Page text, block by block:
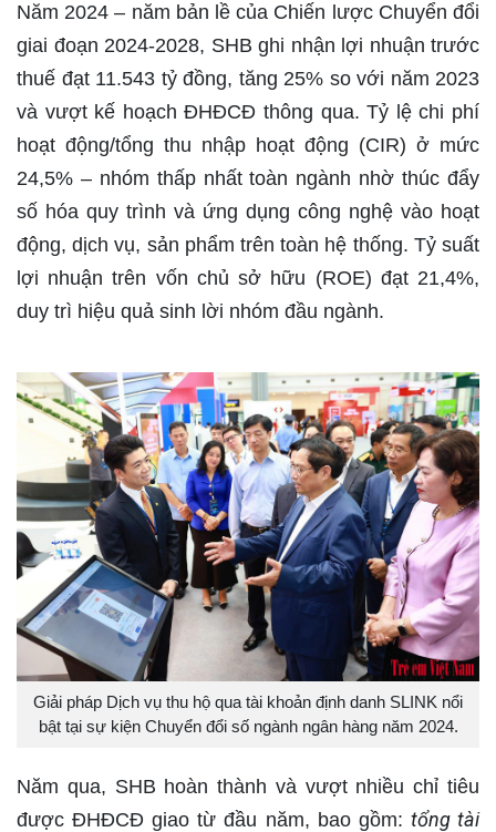
Năm 2024 – năm bản lề của Chiến lược Chuyển đổi
giai đoạn 2024-2028, SHB ghi nhận lợi nhuận trước
thuế đạt 11.543 tỷ đồng, tăng 25% so với năm 2023
và vượt kế hoạch ĐHĐCĐ thông qua. Tỷ lệ chi phí
hoạt động/tổng thu nhập hoạt động (CIR) ở mức
24,5% – nhóm thấp nhất toàn ngành nhờ thúc đẩy
số hóa quy trình và ứng dụng công nghệ vào hoạt
động, dịch vụ, sản phẩm trên toàn hệ thống. Tỷ suất
lợi nhuận trên vốn chủ sở hữu (ROE) đạt 21,4%,
duy trì hiệu quả sinh lời nhóm đầu ngành.
Giải pháp Dịch vụ thu hộ qua tài khoản định danh SLINK nổi
bật tại sự kiện Chuyển đổi số ngành ngân hàng năm 2024.
Năm qua, SHB hoàn thành và vượt nhiều chỉ tiêu
được ĐHĐCĐ giao từ đầu năm, bao gồm: tổng tài